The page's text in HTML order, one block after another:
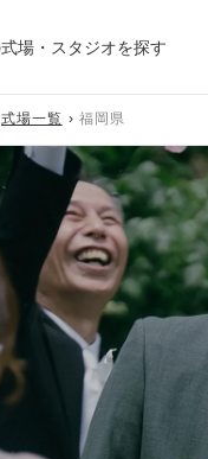
場・スタジオを探す
式場一覧 福岡県